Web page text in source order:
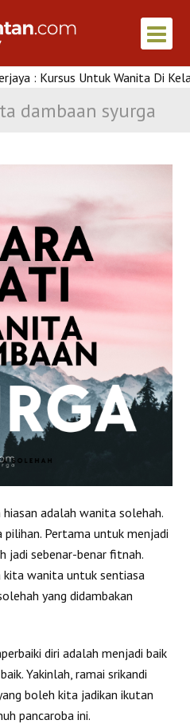
Wanita Di Kelantan
dambaan syurga
hiasan adalah wanita solehah.
pilihan. Pertama untuk menjadi
jadi sebenar-benar fitnah.
kita wanita untuk sentiasa
yang didambakan
diri adalah menjadi baik
Yakinlah, ramai srikandi
boleh kita jadikan ikutan
pancaroba ini.